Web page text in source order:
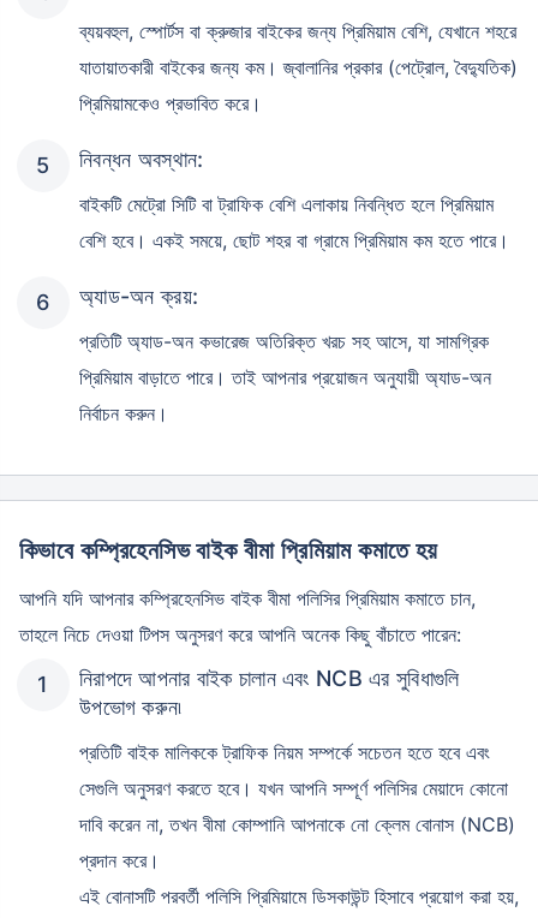
ব্যয়বহুল, স্পোর্টস বা ক্রুজার বাইকের জন্য প্রিমিয়াম বেশি, যেখানে শহরে
যাতায়াতকারী বাইকের জন্য কম। জ্বালানির প্রকার (পেট্রোল, বৈদ্যুতিক)
প্রিমিয়ামকেও প্রভাবিত করে।
নিবন্ধন অবস্থান:
বাইকটি মেট্রো সিটি বা ট্রাফিক বেশি এলাকায় নিবন্ধিত হলে প্রিমিয়াম
বেশি হবে। একই সময়ে, ছোট শহর বা গ্রামে প্রিমিয়াম কম হতে পারে।
অ্যাড-অন ক্রয়:
প্রতিটি অ্যাড-অন কভারেজ অতিরিক্ত খরচ সহ আসে, যা সামগ্রিক
প্রিমিয়াম বাড়াতে পারে। তাই আপনার প্রয়োজন অনুযায়ী অ্যাড-অন
নির্বাচন করুন।
কিভাবে কম্প্রিহেনসিভ বাইক বীমা প্রিমিয়াম কমাতে হয়
আপনি যদি আপনার কম্প্রিহেনসিভ বাইক বীমা পলিসির প্রিমিয়াম কমাতে চান,
তাহলে নিচে দেওয়া টিপস অনুসরণ করে আপনি অনেক কিছু বাঁচাতে পারেন:
নিরাপদে আপনার বাইক চালান এবং NCB এর সুবিধাগুলি
উপভোগ করুন৷
প্রতিটি বাইক মালিককে ট্রাফিক নিয়ম সম্পর্কে সচেতন হতে হবে এবং
সেগুলি অনুসরণ করতে হবে। যখন আপনি সম্পূর্ণ পলিসির মেয়াদে কোনো
দাবি করেন না, তখন বীমা কোম্পানি আপনাকে নো ক্লেম বোনাস (NCB)
প্রদান করে।
এই বোনাসটি পরবর্তী পলিসি প্রিমিয়ামে ডিসকাউন্ট হিসাবে প্রয়োগ করা হয়,